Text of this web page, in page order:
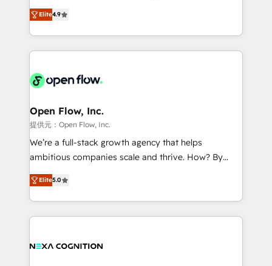
revenue automation 🏢 Real Estate: deal pipelines;
portfolio and lifecycle management 🏭
HIPAA-aware; CASL-compliant; GDPR-ready
implementations where required 💡 Why 500+
built to scale.
Toronto, London and Melbourne. As a global
HubSpot partner, we specialize in working with
sophisticated B2B companies to implement the
HubSpot CRM platform across client organizations.
industrial/manufacturing, professional services,
distribution, commercial real estate, technology,
finserv/fintech, IT managed services, transportation
& logistics, energy/solar, staffing and recruiting,
media, healthcare and government contractors. Our
Technical Solutions, Enablement Solutions, Digital
Solutions and Growth Solutions. As a fully
Elite4.9
Open Flow, Inc.
提供元：Open Flow, Inc.
We’re a full-stack growth agency that helps
ambitious companies scale and thrive. How? By
upgrading and streamlining every single revenue-
generating aspect of your business. We’re proud
HubSpot Elite Solutions Partners and devout CRM
nerds who can harness HubSpot’s custom digital
experience. Working hand-in-hand with your team,
Elite5.0